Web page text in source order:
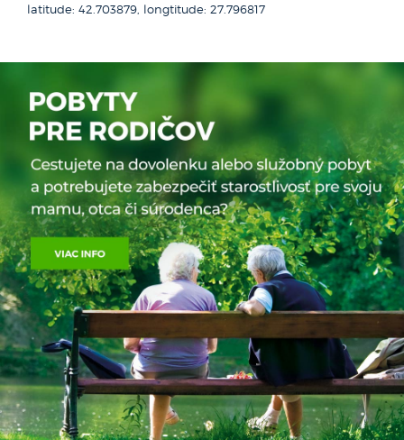
Nesebar je jedným z najkrajších miest v Bulharsku, má
pobrežia a 32 km severne od Burgasu. Patrí medzi
pamiatkové chránené územia, ktoré sú zapísané
v zozname kultúrneho dedičstva UNESCO. Stará časť
Nesebaru leží na malom skalnatom polostrove spojenom
s pevninou úzkou šijou.
Mesto bolo založené v 6. storočí pred Kristom miletským
obyvateľstvom. Striedali sa tu vlády byzantské a bulharské,
najväčší rozkvet dosiahlo mesto v polovici 14. storočia
za vlády cára Ivana Alexandra. Staré mesto si zachovalo
storočný pôdorys krivoľakých, úzkych kameňmi dláždených
uličiek s malebnými drevenými domami. Typické malebné
balkánske domy lemujú uličky s obchodíkmi, trhmi
a krčmičkami.
Najcennejšou pamiatkou sú kostoly, vzácne ukážky
byzantskej architektúry. Nájdeme tu 12 zachovaných
kostolov a ďalšie zrúcaniny. Čiastočne zachovalé sú tiež
mestské hradby z byzantského obdobia ako i vstupné
hradby z čias gréckeho panovania. Ako svetoznáme
latitude: 42.703879, longtitude: 27.796817